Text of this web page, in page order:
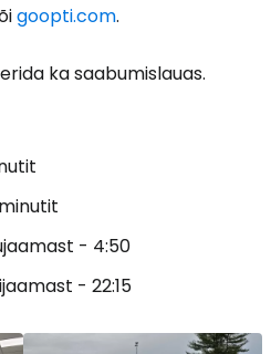
goopti.com.
ka saabumislauas.
- 4:50
- 22:15